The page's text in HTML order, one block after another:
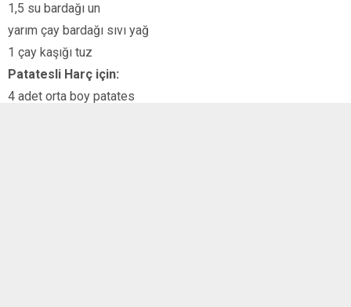
1,5 su bardağı un
yarım çay bardağı sıvı yağ
1 çay kaşığı tuz
Patatesli Harç için:
4 adet orta boy patates